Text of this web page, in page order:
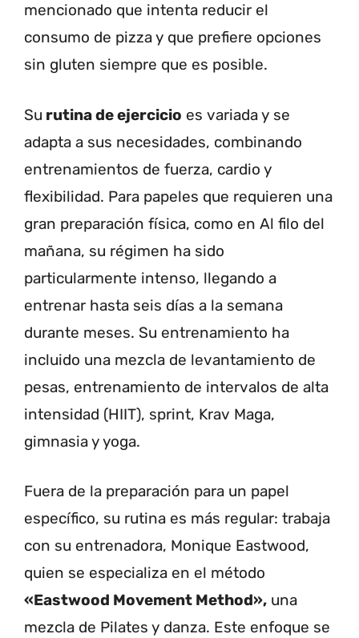
mencionado que intenta reducir el
consumo de pizza y que prefiere opciones
sin gluten siempre que es posible.
Su rutina de ejercicio es variada y se
adapta a sus necesidades, combinando
entrenamientos de fuerza, cardio y
flexibilidad. Para papeles que requieren una
gran preparación física, como en Al filo del
mañana, su régimen ha sido
particularmente intenso, llegando a
entrenar hasta seis días a la semana
durante meses. Su entrenamiento ha
incluido una mezcla de levantamiento de
pesas, entrenamiento de intervalos de alta
intensidad (HIIT), sprint, Krav Maga,
gimnasia y yoga.
Fuera de la preparación para un papel
específico, su rutina es más regular: trabaja
con su entrenadora, Monique Eastwood,
quien se especializa en el método
«Eastwood Movement Method», una
mezcla de Pilates y danza. Este enfoque se